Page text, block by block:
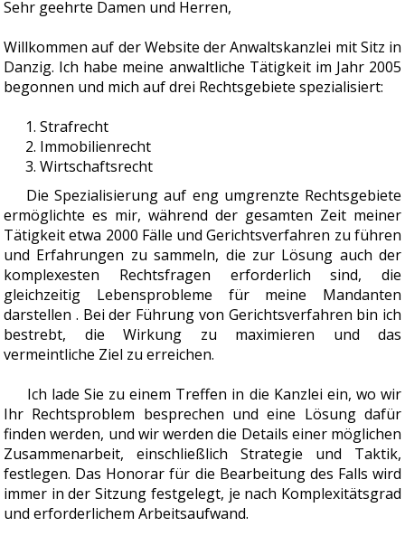
Sehr geehrte Damen und Herren,
Willkommen auf der Website der Anwaltskanzlei mit Sitz in
Danzig. Ich habe meine anwaltliche Tätigkeit im Jahr 2005
begonnen und mich auf drei Rechtsgebiete spezialisiert:
Strafrecht
Immobilienrecht
Wirtschaftsrecht
Die Spezialisierung auf eng umgrenzte Rechtsgebiete
ermöglichte es mir, während der gesamten Zeit meiner
Tätigkeit etwa 2000 Fälle und Gerichtsverfahren zu führen
und Erfahrungen zu sammeln, die zur Lösung auch der
komplexesten Rechtsfragen erforderlich sind, die
gleichzeitig Lebensprobleme für meine Mandanten
darstellen . Bei der Führung von Gerichtsverfahren bin ich
bestrebt, die Wirkung zu maximieren und das
vermeintliche Ziel zu erreichen.
Ich lade Sie zu einem Treffen in die Kanzlei ein, wo wir
Ihr Rechtsproblem besprechen und eine Lösung dafür
finden werden, und wir werden die Details einer möglichen
Zusammenarbeit, einschließlich Strategie und Taktik,
festlegen. Das Honorar für die Bearbeitung des Falls wird
immer in der Sitzung festgelegt, je nach Komplexitätsgrad
und erforderlichem Arbeitsaufwand.